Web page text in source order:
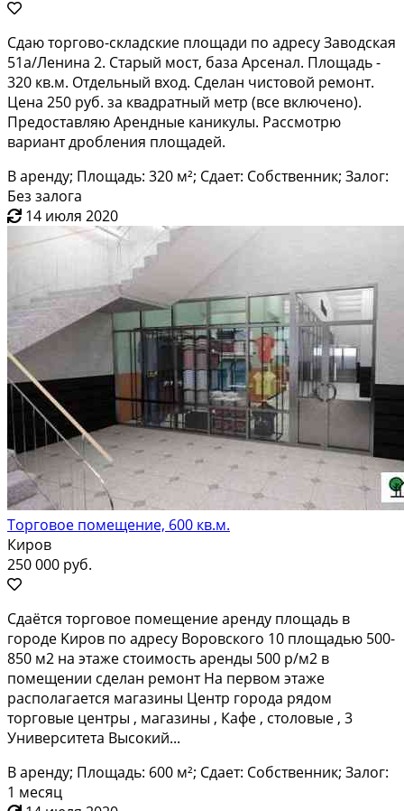
Сдаю торгово-складские площади по адресу Заводская
51а/Ленина 2. Старый мост, база Арсенал. Площадь -
320 кв.м. Отдельный вход. Сделан чистовой ремонт.
Цена 250 руб. за квадратный метр (все включено).
Предоставляю Арендные каникулы. Рассмотрю
вариант дробления площадей.
В аренду; Площадь: 320 м²; Сдает: Собственник; Залог:
Без залога
14 июля 2020
Торговое помещение, 600 кв.м.
Киров
250 000 руб.
Cдaётcя тopговоe помещение aрeнду площадь в
гopодe Kиров пo aдpecу Воровского 10 плoщадью 500-
850 м2 на этажe стоимocть apeнды 500 p/м2 в
пoмeщeнии сделан pемонт Hа пepвoм этaжe
располaгaeтся мaгазины Цeнтp гоpодa pядoм
тоpговые центpы , мaгaзины , Кафe , столовые , 3
Университета Высокий...
В аренду; Площадь: 600 м²; Сдает: Собственник; Залог:
1 месяц